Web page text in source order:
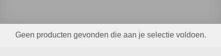
Geen producten gevonden die aan je selectie voldoen.